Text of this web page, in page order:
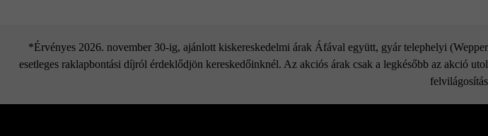
*Érvényes 2026. november 30-ig, ajánlott kiskereskedelmi árak Áfával együtt, gyár telephelyi
esetleges raklapbontási díjról érdeklődjön kereskedőinknél. Az akciós árak csak a legkésőbb az akció